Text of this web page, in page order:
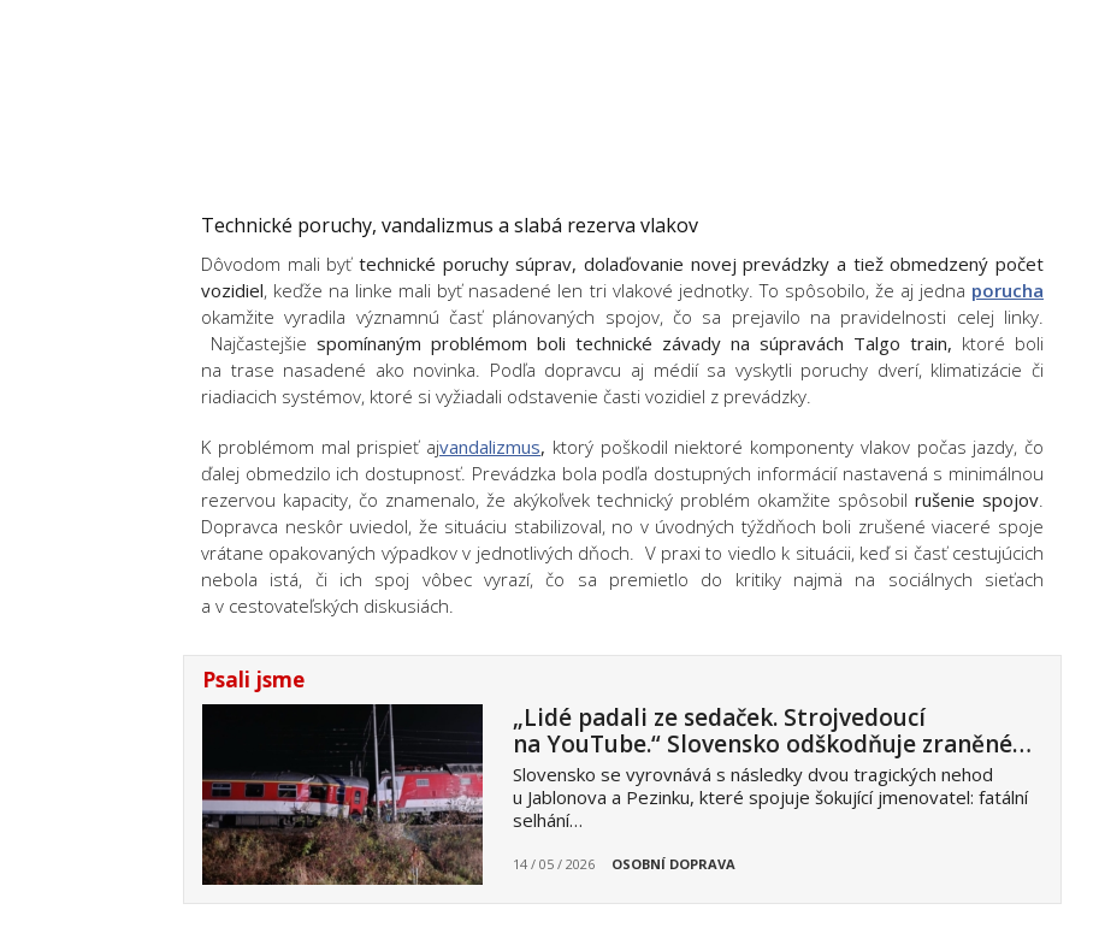
Technické poruchy, vandalizmus a slabá rezerva vlakov
Dôvodom mali byť technické poruchy súprav, dolaďovanie novej prevádzky a tiež obmedzený počet
vozidiel, keďže na linke mali byť nasadené len tri vlakové jednotky. To spôsobilo, že aj jedna porucha
okamžite vyradila významnú časť plánovaných spojov, čo sa prejavilo na pravidelnosti celej linky.
Najčastejšie spomínaným problémom boli technické závady na súpravách Talgo train, ktoré boli
na trase nasadené ako novinka. Podľa dopravcu aj médií sa vyskytli poruchy dverí, klimatizácie či
riadiacich systémov, ktoré si vyžiadali odstavenie časti vozidiel z prevádzky.
K problémom mal prispieť ajvandalizmus, ktorý poškodil niektoré komponenty vlakov počas jazdy, čo
ďalej obmedzilo ich dostupnosť. Prevádzka bola podľa dostupných informácií nastavená s minimálnou
rezervou kapacity, čo znamenalo, že akýkoľvek technický problém okamžite spôsobil rušenie spojov.
Dopravca neskôr uviedol, že situáciu stabilizoval, no v úvodných týždňoch boli zrušené viaceré spoje
vrátane opakovaných výpadkov v jednotlivých dňoch. V praxi to viedlo k situácii, keď si časť cestujúcich
nebola istá, či ich spoj vôbec vyrazí, čo sa premietlo do kritiky najmä na sociálnych sieťach
a v cestovateľských diskusiách.
Psali jsme
„Lidé padali ze sedaček. Strojvedoucí
na YouTube.“ Slovensko odškodňuje zraněné…
Slovensko se vyrovnává s následky dvou tragických nehod
u Jablonova a Pezinku, které spojuje šokující jmenovatel: fatální
selhání…
14 / 05 / 2026 OSOBNÍ DOPRAVA